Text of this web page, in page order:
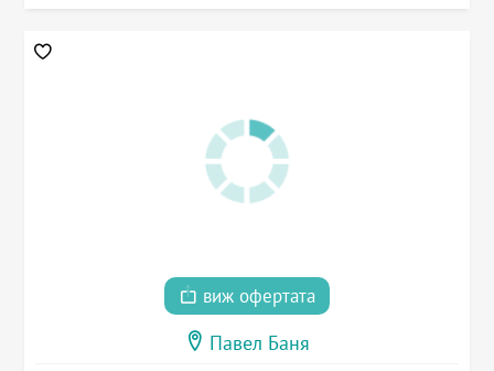
виж офертата
Павел Баня